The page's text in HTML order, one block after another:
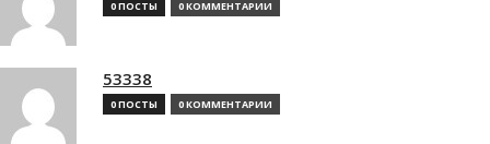
0 ПОСТЫ 0 КОММЕНТАРИИ
53338
0 ПОСТЫ 0 КОММЕНТАРИИ